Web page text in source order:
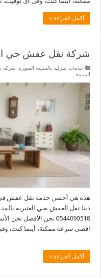
أكمل القراءة »
شركة نقل عفش حي
خدمات منزلية بالمدينة المنورة,شركة
المدينة
هذه هي أحسن خدمة نقل عفش في
دينا نقل العفش بحي العنبرية
0544090518 نحن
…
أكمل القراءة »